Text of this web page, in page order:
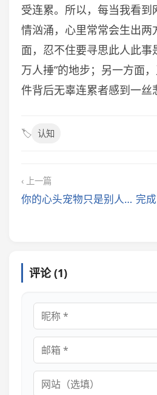
受连累。所以，每当我看
情汹涌，心里常常会生出两
面，忍不住要寻思此人此事
万人捶”的地步；另一方面
件背后无辜连累者感到一丝
🏷️ 认知
‹ 上一篇
你的心头宠物只是别人眼中的牲畜
评论 (1)
昵称
邮箱
网站